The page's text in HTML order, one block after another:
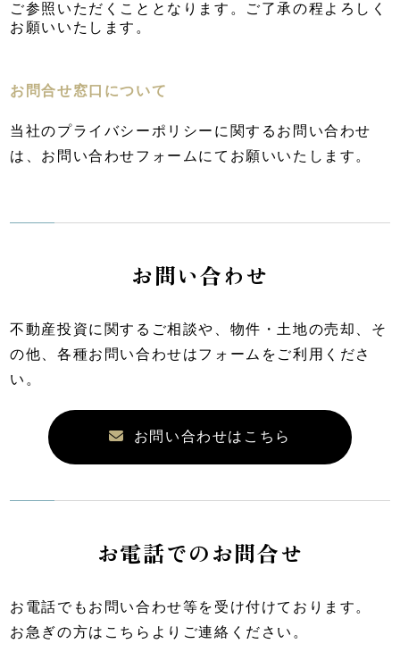
ご参照いただくこととなります。ご了承の程よろしく
お願いいたします。
お問合せ窓口について
当社のプライバシーポリシーに関するお問い合わせ
は、 お問い合わせフォーム にてお願いいたします。
お問い合わせ
不動産投資に関するご相談や、物件・土地の売却、そ
の他、各種お問い合わせはフォームをご利用くださ
い。
お問い合わせはこちら
お電話でのお問合せ
お電話でもお問い合わせ等を受け付けております。
お急ぎの方はこちらよりご連絡ください。